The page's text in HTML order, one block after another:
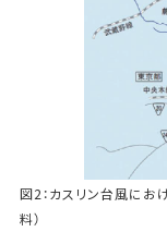
図2：カスリン台風にお
料）